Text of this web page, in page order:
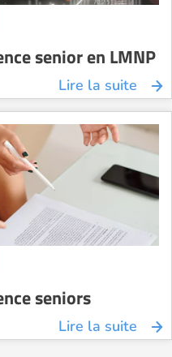
senior en LMNP
Lire la suite
seniors
Lire la suite